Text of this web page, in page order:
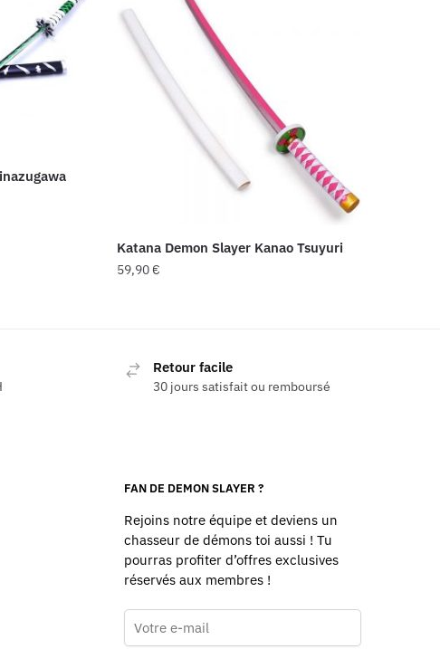
Katana Demon Slayer Kanao Tsuyuri
59,90€
Retour facile
30 jours satisfait ou remboursé
FAN DE DEMON SLAYER ?
Rejoins notre équipe et deviens un
chasseur de démons toi aussi ! Tu
pourras profiter d’offres exclusives
réservés aux membres !